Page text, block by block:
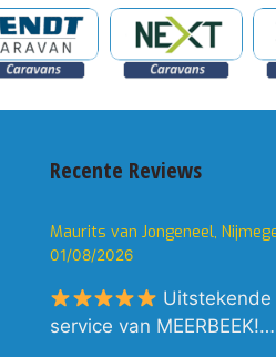
Recente Reviews
Maurits van Jongeneel,
01/08/2026
Uitstekende
service van MEERBEEK!…